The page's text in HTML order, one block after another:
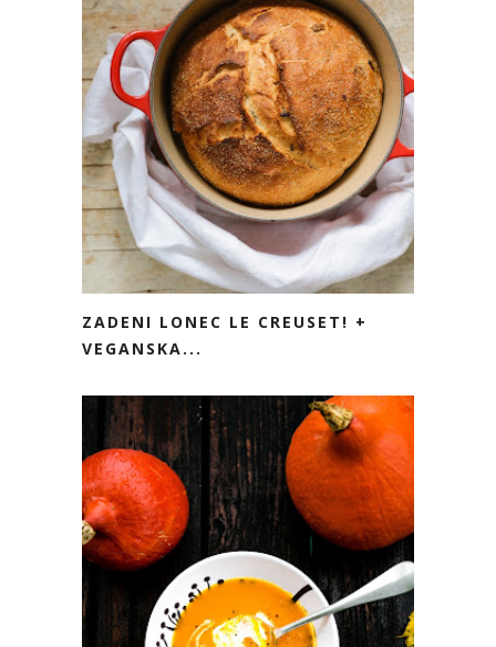
ZADENI LONEC LE CREUSET! +
VEGANSKA...